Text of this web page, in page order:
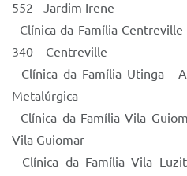
552 - Jardim Irene
- Clínica da Família
340 – Centreville
- Clínica da Família Utinga -
Metalúrgica
- Clínica da Família Vila
Vila Guiomar
- Clínica da Família Vila